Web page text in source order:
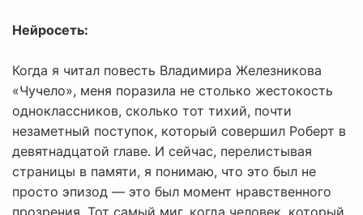
Нейросеть:
Когда я читал повесть Владимира Железникова
«Чучело», меня поразила не столько жестокость
одноклассников, сколько тот тихий, почти
незаметный поступок, который совершил Роберт в
девятнадцатой главе. И сейчас, перелистывая
страницы в памяти, я понимаю, что это был не
просто эпизод — это был момент нравственного